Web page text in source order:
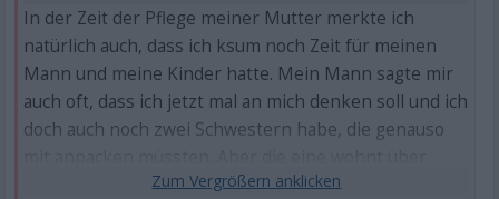
In der Zeit der Pflege meiner Mutter merkte ich
natürlich auch, dass ich ksum noch Zeit für meinen
Mann und meine Kinder hatte. Mein Mann sagte mir
auch oft, dass ich jetzt mal an mich denken soll und ich
doch auch noch zwei Schwestern habe, die genauso
500km entfernt und die andere war aus beruflichen